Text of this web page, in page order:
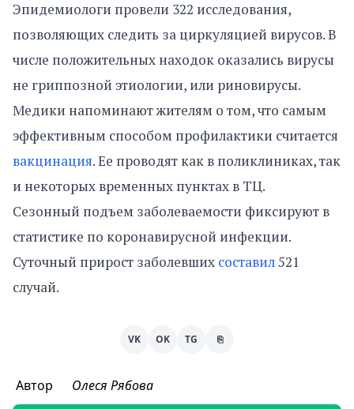
Эпидемиологи провели 322 исследования,
позволяющих следить за циркуляцией вирусов. В
числе положительных находок оказались вирусы
не гриппозной этиологии, или риновирусы.
Медики напоминают жителям о том, что самым
эффективным способом профилактики считается
вакцинация. Ее проводят как в поликлиниках, так
и некоторых временных пунктах в ТЦ.
Сезонный подъем заболеваемости фиксируют в
статистике по коронавирусной инфекции.
Суточный прирост заболевших составил521
случай.
VK OK TG ⎘
Автор Олеся Рябова